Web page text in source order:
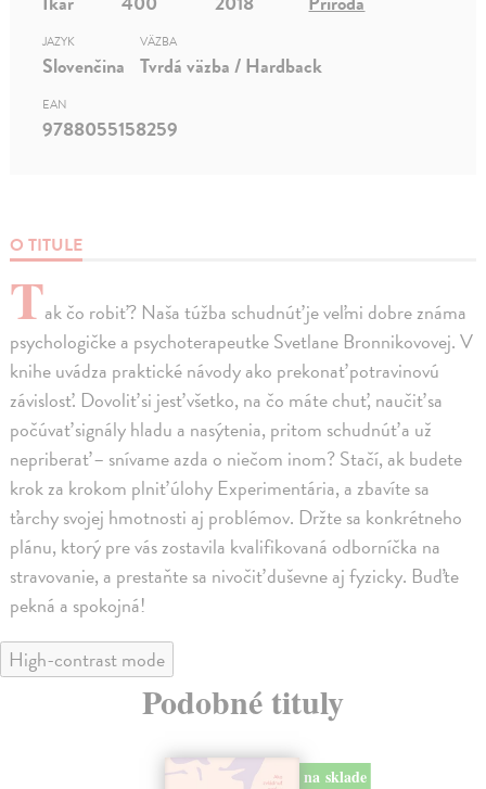
O TITULE
Tak čo robiť? Naša túžba schudnúť je veľmi dobre známa
psychologičke a psychoterapeutke Svetlane Bronnikovovej. V
knihe uvádza praktické návody ako prekonať potravinovú
závislosť. Dovoliť si jesť všetko, na čo máte chuť, naučiť sa
počúvať signály hladu a nasýtenia, pritom schudnúť a už
nepriberať – snívame azda o niečom inom? Stačí, ak budete
krok za krokom plniť úlohy Experimentária, a zbavíte sa
ťarchy svojej hmotnosti aj problémov. Držte sa konkrétneho
plánu, ktorý pre vás zostavila kvalifikovaná odborníčka na
stravovanie, a prestaňte sa nivočiť duševne aj fyzicky. Buďte
pekná a spokojná!
JAZYK
Slovenčina
VÄZBA
Tvrdá väzba / Hardback
EAN
9788055158259
High-contrast mode
Podobné tituly
na sklade